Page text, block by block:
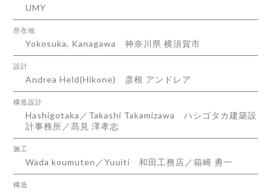
UMY
所在地
Yokosuka, Kanagawa 神奈川県 横須賀市
設計
Andrea Held(Hikone) 彦根 アンドレア
構造設計
Hashigotaka／Takashi Takamizawa ハシゴタカ建築設
計事務所／髙見 澤孝志
施工
Wada koumuten／Yuuiti 和田工務店／箱崎 勇一
構造